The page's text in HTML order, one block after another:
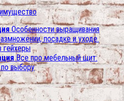
Особенности выращивания
посадке и уходе.
гейхеры
Все про мебельный щит:
выбору